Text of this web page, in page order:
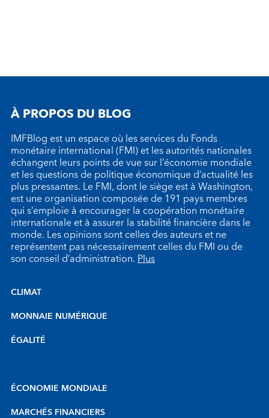
À PROPOS DU BLOG
IMFBlog est un espace où les services du Fonds
monétaire international (FMI) et les autorités nationales
échangent leurs points de vue sur l’économie mondiale
et les questions de politique économique d’actualité les
plus pressantes. Le FMI, dont le siège est à Washington,
est une organisation composée de 191 pays membres
qui s’emploie à encourager la coopération monétaire
internationale et à assurer la stabilité financière dans le
monde. Les opinions sont celles des auteurs et ne
représentent pas nécessairement celles du FMI ou de
son conseil d’administration.Plus
CLIMAT
MONNAIE NUMÉRIQUE
ÉGALITÉ
ÉCONOMIE MONDIALE
MARCHÉS FINANCIERS